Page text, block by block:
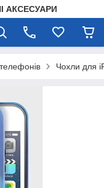
АКСЕСУАРИ
Чохли для